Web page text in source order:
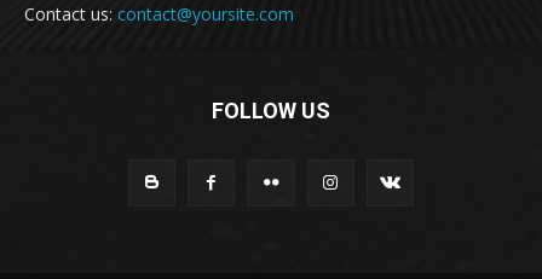
Contact us: contact@yoursite.com
FOLLOW US